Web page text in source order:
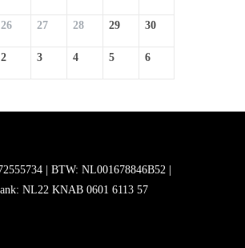
26 27 28 29 30
2 3 4 5 6
| BTW: NL001678846B52 |
NL22 KNAB 0601 6113 57